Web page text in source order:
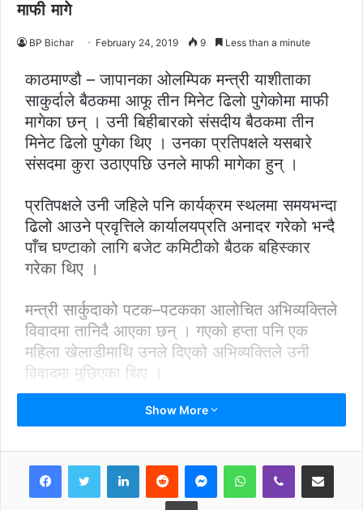
माफी मागे
BP Bichar February 24, 2019 9 Less than a minute
काठमाण्डौ – जापानका ओलम्पिक मन्त्री याशीताका
साकुर्दाले बैठकमा आफू तीन मिनेट ढिलो पुगेकोमा माफी
मागेका छन् । उनी बिहीबारको संसदीय बैठकमा तीन
मिनेट ढिलो पुगेका थिए । उनका प्रतिपक्षले यसबारे
संसदमा कुरा उठाएपछि उनले माफी मागेका हुन् ।
प्रतिपक्षले उनी जहिले पनि कार्यक्रम स्थलमा समयभन्दा
ढिलो आउने प्रवृत्तिले कार्यालयप्रति अनादर गरेको भन्दै
पाँच घण्टाको लागि बजेट कमिटीको बैठक बहिस्कार
गरेका थिए ।
मन्त्री सार्कुदाको पटक–पटकका आलोचित अभिव्यक्तिले
विवादमा तानिदै आएका छन् । गएको हप्ता पनि एक
महिला खेलाडीमाथि उनले दिएको अभिव्यक्तिले उनी
विवादमा मुछिएका थिए ।
उनले ओलम्पिक गोल्ड मेडलिस्ट खेलाडी ल्युकोमिया
र अब उनले आफूलाई निराश बनाएको बताएका थिए ।
त्यो अभिव्यक्तिको तिव्र आलोचना भएपछि त्यतिबेला
पनि उनी माफी माग्न बाध्य भएका थिए ।
Show More
LinkedInReddit MessengerWhatsAppViber Share via Email
Print